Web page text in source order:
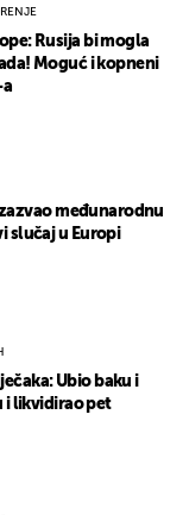
Rusija bi mogla
Moguć i kopneni
a
međunarodnu
slučaj u Europi
Ubio baku i
i likvidirao pet